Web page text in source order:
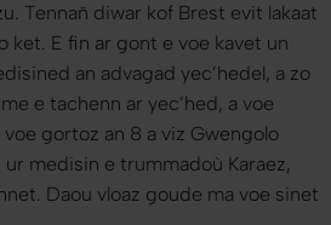
Tennañ diwar kof Brest evit lakaat
ket. E fin ar gont e voe kavet un
an advagad yec’hedel, a zo
e tachenn ar yec’hed, a voe
voe gortoz an 8 a viz Gwengolo
medisin e trummadoù Karaez,
Daou vloaz goude ma voe sinet